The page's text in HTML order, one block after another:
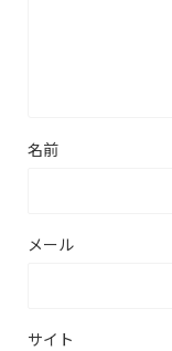
名前
メール
サイト